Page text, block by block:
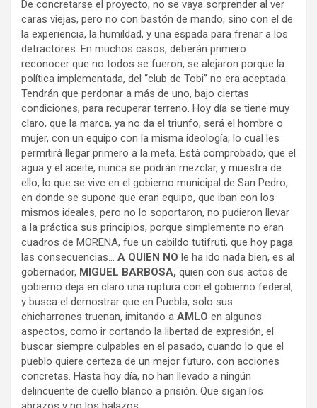
De concretarse el proyecto, no se vaya sorprender al ver
caras viejas, pero no con bastón de mando, sino con el de
la experiencia, la humildad, y una espada para frenar a los
detractores. En muchos casos, deberán primero
reconocer que no todos se fueron, se alejaron porque la
política implementada, del “club de Tobi” no era aceptada.
Tendrán que perdonar a más de uno, bajo ciertas
condiciones, para recuperar terreno. Hoy día se tiene muy
claro, que la marca, ya no da el triunfo, será el hombre o
mujer, con un equipo con la misma ideología, lo cual les
permitirá llegar primero a la meta. Está comprobado, que el
agua y el aceite, nunca se podrán mezclar, y muestra de
ello, lo que se vive en el gobierno municipal de San Pedro,
en donde se supone que eran equipo, que iban con los
mismos ideales, pero no lo soportaron, no pudieron llevar
a la práctica sus principios, porque simplemente no eran
cuadros de MORENA, fue un cabildo tutifruti, que hoy paga
las consecuencias… A QUIEN NO le ha ido nada bien, es al
gobernador, MIGUEL BARBOSA, quien con sus actos de
gobierno deja en claro una ruptura con el gobierno federal,
y busca el demostrar que en Puebla, solo sus
chicharrones truenan, imitando a AMLO en algunos
aspectos, como ir cortando la libertad de expresión, el
buscar siempre culpables en el pasado, cuando lo que el
pueblo quiere certeza de un mejor futuro, con acciones
concretas. Hasta hoy día, no han llevado a ningún
delincuente de cuello blanco a prisión. Que sigan los